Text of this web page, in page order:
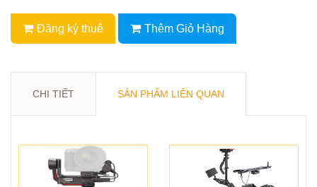
Đăng ký thuê Thêm Giỏ Hàng
CHI TIẾT SẢN PHẨM LIÊN QUAN